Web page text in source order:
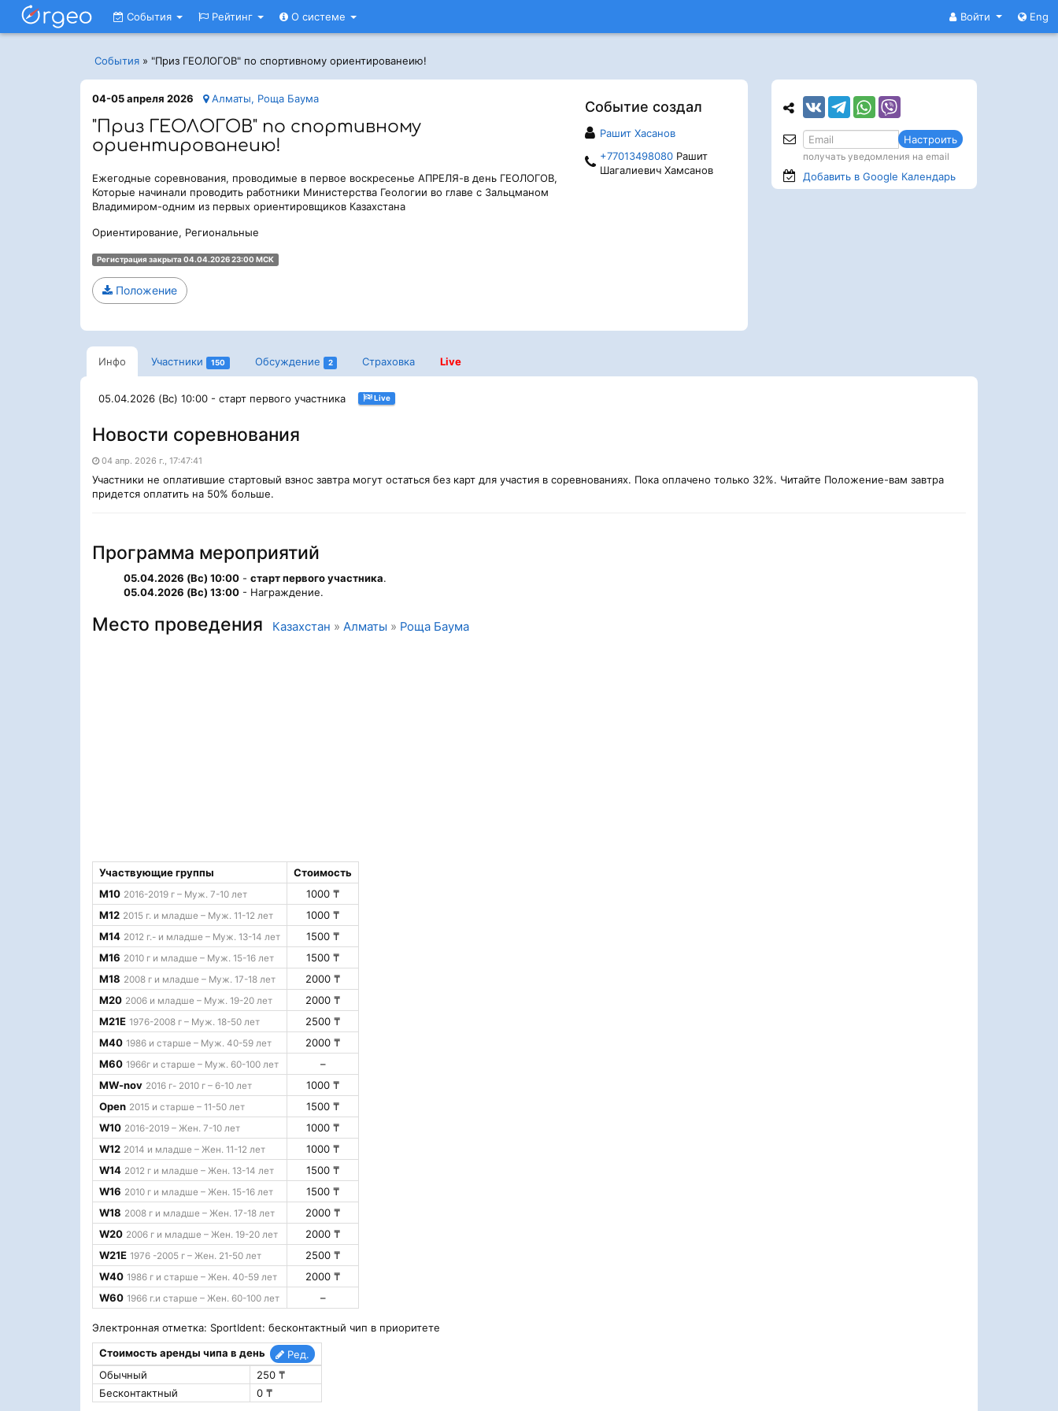
Войти Eng
События Рейтинг О системе
События » "Приз ГЕОЛОГОВ" по спортивному ориентированеию!
Событие создал
Рашит Хасанов
+77013498080Рашит
Шагалиевич Хамсанов
04-05 апреля 2026 Алматы, Роща Баума
"Приз ГЕОЛОГОВ" по спортивному
ориентированеию!
Ежегодные соревнования, проводимые в первое воскресенье АПРЕЛЯ-в день ГЕОЛОГОВ,
Которые начинали проводить работники Министерства Геологии во главе с Зальцманом
Владимиром-одним из первых ориентировщиков Казахстана
Ориентирование, Региональные
Регистрация закрыта 04.04.2026 23:00 МСК
Положение
Инфо Участники 150 Обсуждение 2 Страховка Live
05.04.2026 (Вс) 10:00 - старт первого участника Live
Новости соревнования
04 апр. 2026 г., 17:47:41
Участники не оплатившие стартовый взнос завтра могут остаться без карт для участия в соревнованиях. Пока оплачено только 32%. Читайте Положение-вам завтра
придется оплатить на 50% больше.
Программа мероприятий
05.04.2026 (Вс) 10:00 - старт первого участника.
05.04.2026 (Вс) 13:00 - Награждение.
Место проведения Казахстан » Алматы » Роща Баума
Участвующие группы
Стоимость
M10 2016-2019 г – Муж. 7-10 лет
1000 ₸
M12 2015 г. и младше – Муж. 11-12 лет
1000 ₸
M14 2012 г.- и младше – Муж. 13-14 лет
1500 ₸
M16 2010 г и младше – Муж. 15-16 лет
1500 ₸
M18 2008 г и младше – Муж. 17-18 лет
2000 ₸
M20 2006 и младше – Муж. 19-20 лет
2000 ₸
M21Е 1976-2008 г – Муж. 18-50 лет
2500 ₸
M40 1986 и старше – Муж. 40-59 лет
2000 ₸
M60 1966г и старше – Муж. 60-100 лет
–
MW-nov 2016 г- 2010 г – 6-10 лет
1000 ₸
Open 2015 и старше – 11-50 лет
1500 ₸
W10 2016-2019 – Жен. 7-10 лет
1000 ₸
W12 2014 и младше – Жен. 11-12 лет
1000 ₸
W14 2012 г и младше – Жен. 13-14 лет
1500 ₸
W16 2010 г и младше – Жен. 15-16 лет
1500 ₸
W18 2008 г и младше – Жен. 17-18 лет
2000 ₸
W20 2006 г и младше – Жен. 19-20 лет
2000 ₸
W21E 1976 -2005 г – Жен. 21-50 лет
2500 ₸
W40 1986 г и старше – Жен. 40-59 лет
2000 ₸
W60 1966 г.и старше – Жен. 60-100 лет –
Электронная отметка: SportIdent: бесконтактный чип в приоритете
Стоимость аренды чипа в день
Ред.
Обычный
250 ₸
Бесконтактный
0 ₸
Настроить
получать уведомления на email
Добавить в Google Календарь